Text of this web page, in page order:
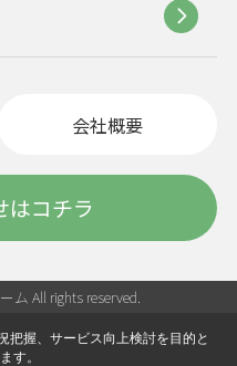
会社概要
はコチラ
ム All rights reserved.
把握、サービス向上検討を目的と
す。